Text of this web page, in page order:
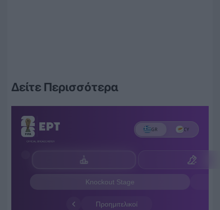
Δείτε Περισσότερα